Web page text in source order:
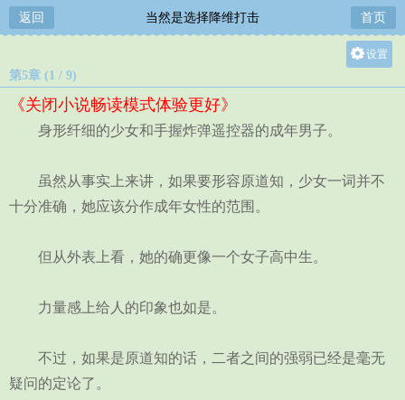
返回 当然是选择降维打击 首页
设置
第5章 (1 / 9)
《关闭小说畅读模式体验更好》
身形纤细的少女和手握炸弹遥控器的成年男子。
虽然从事实上来讲，如果要形容原道知，少女一词并不
十分准确，她应该分作成年女性的范围。
但从外表上看，她的确更像一个女子高中生。
力量感上给人的印象也如是。
不过，如果是原道知的话，二者之间的强弱已经是毫无
疑问的定论了。